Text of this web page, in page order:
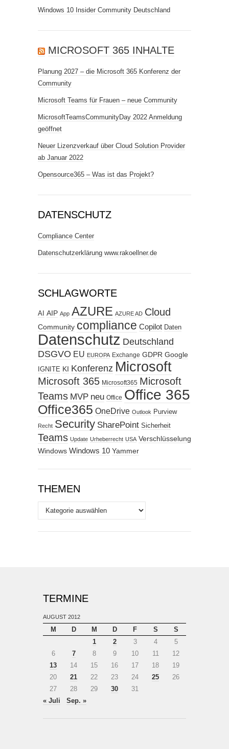
Windows 10 Insider Community Deutschland
MICROSOFT 365 INHALTE
Planung 2027 – die Microsoft 365 Konferenz der
Community
Microsoft Teams für Frauen – neue Community
MicrosoftTeamsCommunityDay 2022 Anmeldung
geöffnet
Neuer Lizenzverkauf über Cloud Solution Provider
ab Januar 2022
Opensource365 – Was ist das Projekt?
DATENSCHUTZ
Compliance Center
Datenschutzerklärung www.rakoellner.de
SCHLAGWORTE
AI AIP App AZURE AZURE AD Cloud
Community compliance Copilot Daten
Datenschutz Deutschland
DSGVO EU EUROPA Exchange GDPR Google
IGNITE KI Konferenz Microsoft
Microsoft 365 Microsoft365 Microsoft
Teams MVP neu Office Office 365
Office365 OneDrive Outlook Purview
Recht Security SharePoint Sicherheit
Teams Update Urheberrecht USA Verschlüsselung
Windows Windows 10 Yammer
THEMEN
Themen
TERMINE
AUGUST 2012
M D M D F S
S
1
2 3 4
5
6
7 8 9 10 11
12
13
14 15 16 17 18
19
20
21 22 23 24 25
26
27
28 29 30
31
« Juli
Sep. »